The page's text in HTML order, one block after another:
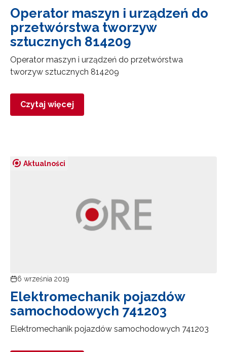
Operator maszyn i urządzeń do
przetwórstwa tworzyw
sztucznych 814209
Operator maszyn i urządzeń do przetwórstwa
tworzyw sztucznych 814209
Czytaj więcej
Aktualności
6 września 2019
Elektromechanik pojazdów
samochodowych 741203
Elektromechanik pojazdów samochodowych 741203